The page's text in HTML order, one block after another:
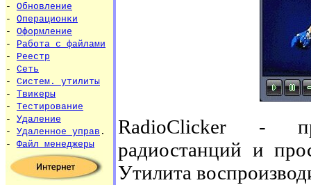
- Обновление
- Операционки
- Оформление
- Работа с файлами
- Реестр
- Сеть
- Систем. утилиты
- Твикеры
- Тестирование
- Удаление
- Удаленное управ .
- Файл менеджеры
RadioClicker -
радиостанций и
Утилита